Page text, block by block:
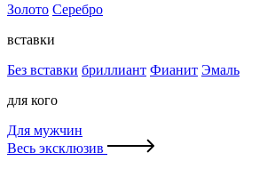
Золото Серебро
вставки
Без вставки бриллиант Фианит Эмаль
для кого
Для мужчин
Весь эксклюзив